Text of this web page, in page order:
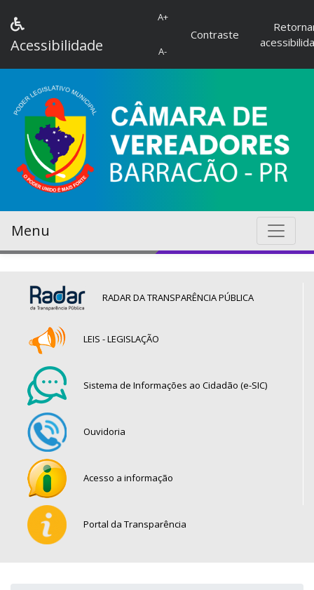
Acessibilidade
A+
A-
Contraste
Menu
RADAR DA TRANSPARÊNCIA PÚBLICA
LEIS - LEGISLAÇÃO
Sistema de Informações ao Cidadão (e-SIC)
Ouvidoria
Acesso a informação
Portal da Transparência